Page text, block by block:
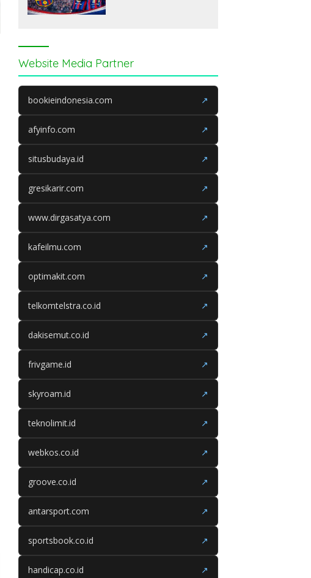
Website Media Partner
bookieindonesia.com ↗
afyinfo.com ↗
situsbudaya.id ↗
gresikarir.com ↗
www.dirgasatya.com ↗
kafeilmu.com ↗
optimakit.com ↗
telkomtelstra.co.id ↗
dakisemut.co.id ↗
frivgame.id ↗
skyroam.id ↗
teknolimit.id ↗
webkos.co.id ↗
groove.co.id ↗
antarsport.com ↗
sportsbook.co.id ↗
handicap.co.id ↗